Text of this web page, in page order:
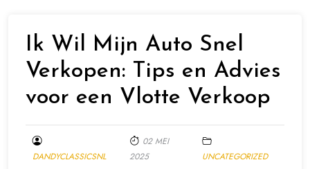
Ik Wil Mijn Auto Snel
Verkopen: Tips en Advies
voor een Vlotte Verkoop
DANDYCLASSICSNL
02 MEI
2025
UNCATEGORIZED